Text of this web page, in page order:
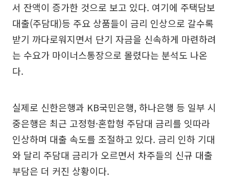
서 잔액이 증가한 것으로 보고 있다. 여기에 주택담보
대출(주담대)등 주요 상품들이 금리 인상으로 갈수록
받기 까다로워지면서 단기 자금을 신속하게 마련하려
는 수요가 마이너스통장으로 몰렸다는 분석도 나온
다.
실제로 신한은행과 KB국민은행, 하나은행 등 일부 시
중은행은 최근 고정형·혼합형 주담대 금리를 잇따라
인상하며 대출 속도를 조절하고 있다. 금리 인하 기대
와 달리 주담대 금리가 오르면서 차주들의 신규 대출
부담은 더 커진 상황이다.